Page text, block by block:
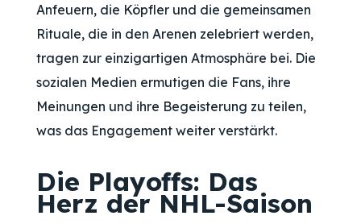
Anfeuern, die Köpfler und die gemeinsamen
Rituale, die in den Arenen zelebriert werden,
tragen zur einzigartigen Atmosphäre bei. Die
sozialen Medien ermutigen die Fans, ihre
Meinungen und ihre Begeisterung zu teilen,
was das Engagement weiter verstärkt.
Die Playoffs: Das
Herz der NHL-Saison